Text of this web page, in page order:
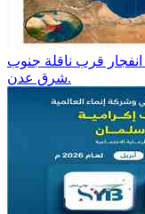
انفجار قرب ناقلة جنوب
شرق عدن.